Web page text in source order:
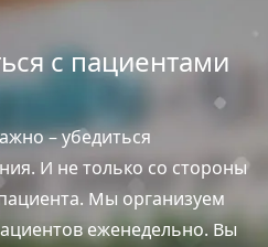
с пациентами
– убедиться
И не только со стороны
Мы организуем
еженедельно. Вы